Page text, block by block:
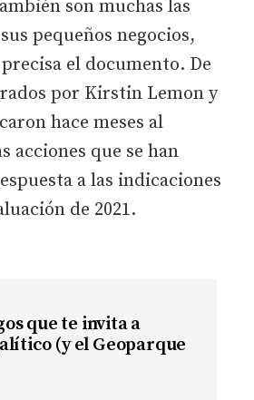
son muchas las
pequeños negocios,
el documento. De
por Kirstin Lemon y
hace meses al
acciones que se han
a las indicaciones
de 2021.
que te invita a
(y el Geoparque